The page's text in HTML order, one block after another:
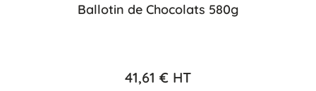
Ballotin de Chocolats 580g
41,61 € HT